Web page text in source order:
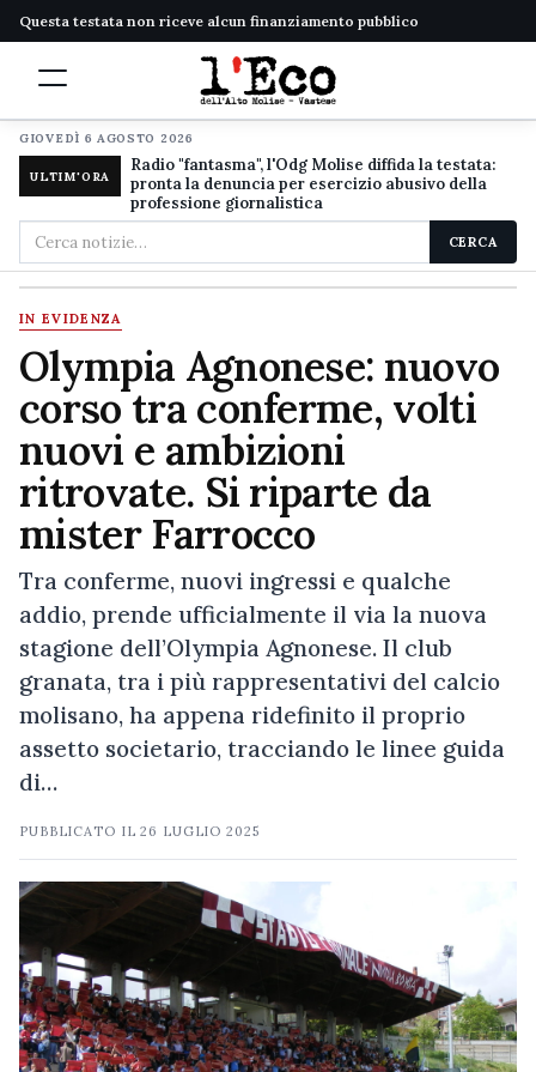
Questa testata non riceve alcun finanziamento pubblico
GIOVEDÌ 6 AGOSTO 2026
ULTIM'ORA
Radio "fantasma", l'Odg Molise diffida la testata:
pronta la denuncia per esercizio abusivo della
professione giornalistica
Cerca
nel
sito
CERCA
IN EVIDENZA
Olympia Agnonese: nuovo
corso tra conferme, volti
nuovi e ambizioni
ritrovate. Si riparte da
mister Farrocco
Tra conferme, nuovi ingressi e qualche
addio, prende ufficialmente il via la nuova
stagione dell’Olympia Agnonese. Il club
granata, tra i più rappresentativi del calcio
molisano, ha appena ridefinito il proprio
assetto societario, tracciando le linee guida
di…
PUBBLICATO IL26 LUGLIO 2025